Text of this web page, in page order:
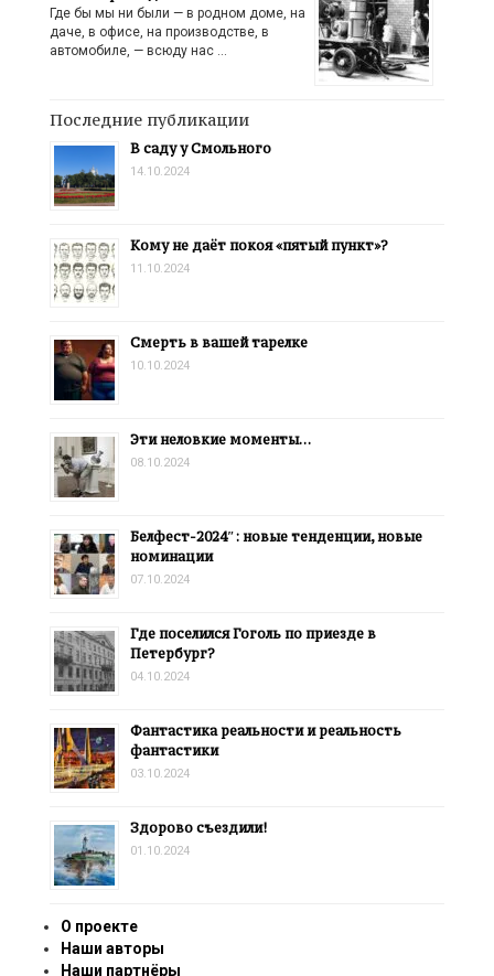
Где бы мы ни были — в родном доме, на
даче, в офисе, на производстве, в
автомобиле, — всюду нас …
Последние публикации
В саду у Смольного
14.10.2024
Кому не даёт покоя «пятый пункт»?
11.10.2024
Смерть в вашей тарелке
10.10.2024
Эти неловкие моменты…
08.10.2024
Белфест-2024″: новые тенденции, новые
номинации
07.10.2024
Где поселился Гоголь по приезде в
Петербург?
04.10.2024
Фантастика реальности и реальность
фантастики
03.10.2024
Здорово съездили!
01.10.2024
О проекте
Наши авторы
Наши партнёры